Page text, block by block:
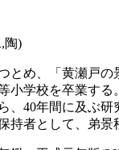
陶)
とめ、「黄瀬戸の
小学校を卒業す
、40年間に及ぶ研
持者として、弟